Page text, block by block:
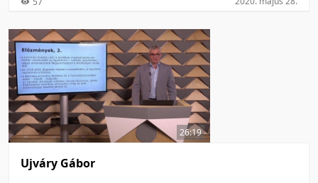
26:19
Ujváry Gábor